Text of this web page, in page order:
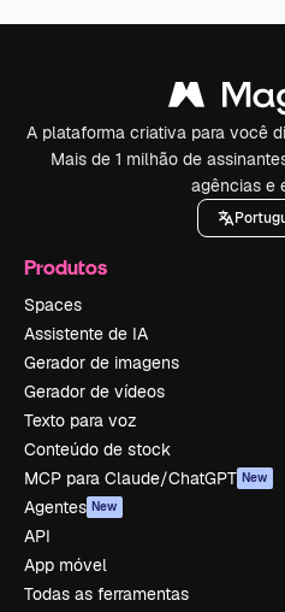
A plataforma criativa para você
Mais de 1 milhão de
agências e
Produtos
Spaces
Assistente de IA
Gerador de imagens
Gerador de vídeos
Texto para voz
Conteúdo de stock
MCP para Claude/ChatGPT New
Agentes New
API
App móvel
Todas as ferramentas